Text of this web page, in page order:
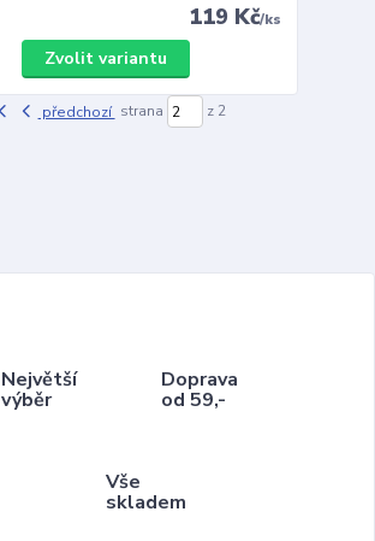
119 Kč/ks
Zvolit variantu
předchozí strana z 2
Největší
výběr
Doprava
od 59,-
Vše
skladem